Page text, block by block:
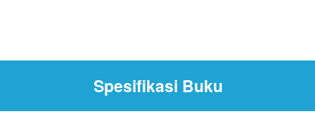
Spesifikasi Buku